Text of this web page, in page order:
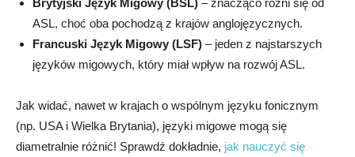
Brytyjski Język Migowy (BSL) – znacząco różni się od
ASL, choć oba pochodzą z krajów anglojęzycznych.
Francuski Język Migowy (LSF) – jeden z najstarszych
języków migowych, który miał wpływ na rozwój ASL.
Jak widać, nawet w krajach o wspólnym języku fonicznym
(np. USA i Wielka Brytania), języki migowe mogą się
diametralnie różnić! Sprawdź dokładnie, jak nauczyć się